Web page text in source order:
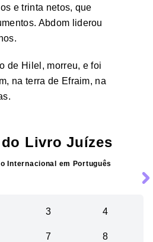
e trinta netos, que
Abdom liderou
de Hilel, morreu, e foi
na terra de Efraim, na
do LivroJuízes
Internacional em Português
3 4
7 8